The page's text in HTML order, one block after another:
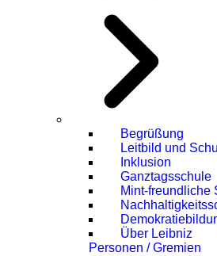
Begrüßung
Leitbild und
Inklusion
Ganztagsschule
Mint-freundliche
Über Leibniz
Personen / Gremien